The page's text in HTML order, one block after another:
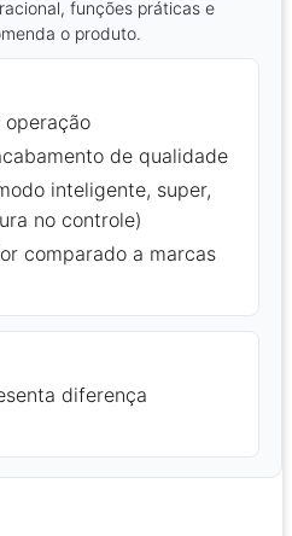
funções práticas e
o produto.
operação
de qualidade
inteligente, super,
no controle)
comparado a marcas
diferença